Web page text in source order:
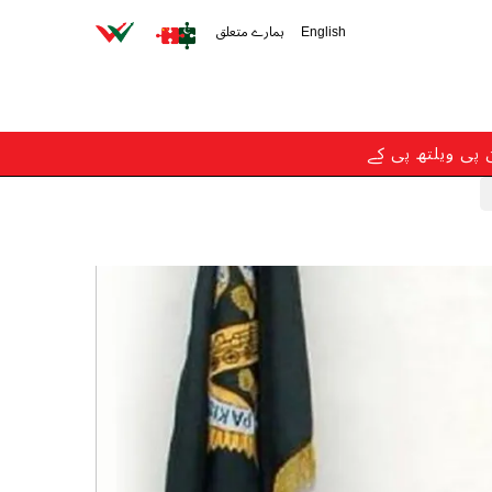
English ہمارے متعلق
پی ویلتھ پی کے